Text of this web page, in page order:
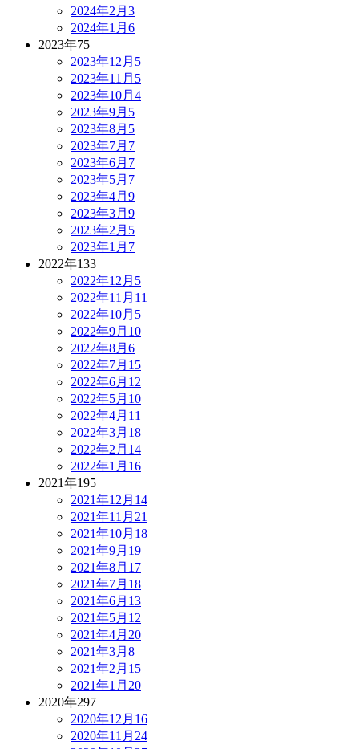
2024年2月 3
2024年1月 6
2023年75
2023年12月 5
2023年11月 5
2023年10月 4
2023年9月 5
2023年8月 5
2023年7月 7
2023年6月 7
2023年5月 7
2023年4月 9
2023年3月 9
2023年2月 5
2023年1月 7
2022年133
2022年12月 5
2022年11月 11
2022年10月 5
2022年9月 10
2022年8月 6
2022年7月 15
2022年6月 12
2022年5月 10
2022年4月 11
2022年3月 18
2022年2月 14
2022年1月 16
2021年195
2021年12月 14
2021年11月 21
2021年10月 18
2021年9月 19
2021年8月 17
2021年7月 18
2021年6月 13
2021年5月 12
2021年4月 20
2021年3月 8
2021年2月 15
2021年1月 20
2020年297
2020年12月 16
2020年11月 24